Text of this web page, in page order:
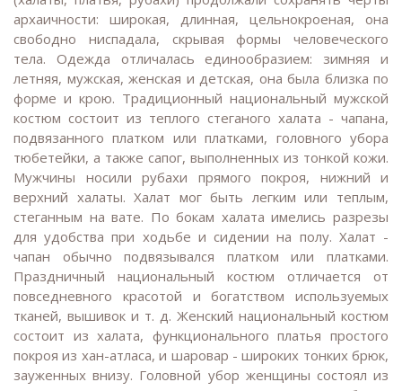
архаичности: широкая, длинная, цельнокроеная, она
свободно ниспадала, скрывая формы человеческого
тела. Одежда отличалась единообразием: зимняя и
летняя, мужская, женская и детская, она была близка по
форме и крою. Традиционный национальный мужской
костюм состоит из теплого стеганого халата - чапана,
подвязанного платком или платками, головного убора
тюбетейки, а также сапог, выполненных из тонкой кожи.
Мужчины носили рубахи прямого покроя, нижний и
верхний халаты. Халат мог быть легким или теплым,
стеганным на вате. По бокам халата имелись разрезы
для удобства при ходьбе и сидении на полу. Халат -
чапан обычно подвязывался платком или платками.
Праздничный национальный костюм отличается от
повседневного красотой и богатством используемых
тканей, вышивок и т. д. Женский национальный костюм
состоит из халата, функционального платья простого
покроя из хан-атласа, и шаровар - широких тонких брюк,
зауженных внизу. Головной убор женщины состоял из